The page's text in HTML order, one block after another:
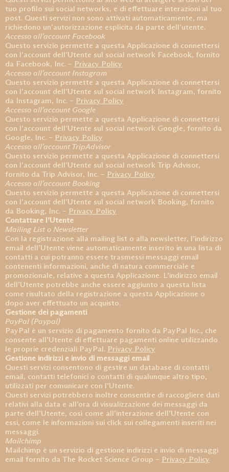
tuo profilo sui social networks, e di effettuare interazioni al tuo
post. Questi servizi non sono attivati automaticamente, ma
richiedono un’autorizzazione esplicita da parte dell’utente.
Accesso all’account Facebook
Questo servizio permette a questa Applicazione di connettersi
con l’account dell’Utente sul social network Facebook, fornito
da Facebook, Inc. – Privacy Policy
Accesso all’account Instagram
Questo servizio permette a questa Applicazione di connettersi
con l’account dell’Utente sul social network Instagram, fornito
da Instagram, Inc. – Privacy Policy
Accesso all’account Google
Questo servizio permette a questa Applicazione di connettersi
con l’account dell’Utente sul social network Google, fornito da
Google, Inc. – Privacy Policy
Accesso all’account TripAdvisor
Questo servizio permette a questa Applicazione di connettersi
con l’account dell’Utente sul social network Trip Advisor,
fornito da Trip Advisor, Inc. – Privacy Policy
Accesso all’account Booking
Questo servizio permette a questa Applicazione di connettersi
con l’account dell’Utente sul social network Booking, fornito
da Booking, Inc. – Privacy Policy
Contattare l’Utente
Mailing List o Newsletter
Con la registrazione alla mailing list o alla newsletter, l’indirizzo
email dell’Utente viene automaticamente inserito in una lista di
contatti a cui potranno essere trasmessi messaggi email
contenenti informazioni, anche di natura commerciale e
promozionale, relative a questa Applicazione. L’indirizzo email
dell’Utente potrebbe anche essere aggiunto a questa lista
come risultato della registrazione a questa Applicazione o
dopo aver effettuato un acquisto.
Gestione dei pagamenti
PayPal (Paypal)
PayPal è un servizio di pagamento fornito da PayPal Inc., che
consente all’Utente di effettuare pagamenti online utilizzando
le proprie credenziali PayPal. Privacy Policy
Gestione indirizzi e invio di messaggi email
Questi servizi consentono di gestire un database di contatti
email, contatti telefonici o contatti di qualunque altro tipo,
utilizzati per comunicare con l’Utente.
Questi servizi potrebbero inoltre consentire di raccogliere dati
relativi alla data e all’ora di visualizzazione dei messaggi da
parte dell’Utente, così come all’interazione dell’Utente con
essi, come le informazioni sui click sui collegamenti inseriti nei
messaggi.
Mailchimp
Mailchimp è un servizio di gestione indirizzi e invio di messaggi
email fornito da The Rocket Science Group – Privacy Policy